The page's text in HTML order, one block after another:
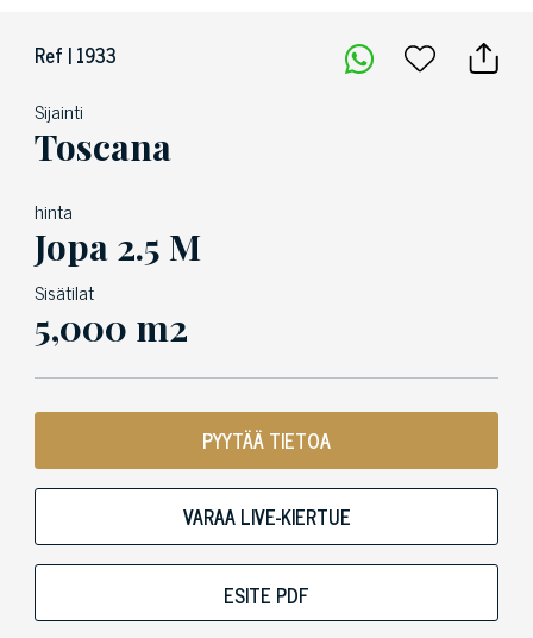
Ref | 1933
Sijainti
Toscana
hinta
Jopa 2.5 M
Sisätilat
5,000 m2
PYYTÄÄ TIETOA
VARAA LIVE-KIERTUE
ESITE PDF